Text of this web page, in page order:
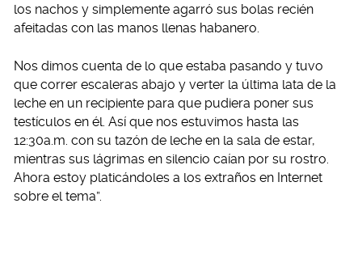
los nachos y simplemente agarró sus bolas recién
afeitadas con las manos llenas habanero.
Nos dimos cuenta de lo que estaba pasando y tuvo
que correr escaleras abajo y verter la última lata de la
leche en un recipiente para que pudiera poner sus
testículos en él. Así que nos estuvimos hasta las
12:30a.m. con su tazón de leche en la sala de estar,
mientras sus lágrimas en silencio caían por su rostro.
Ahora estoy platicándoles a los extraños en Internet
sobre el tema”.